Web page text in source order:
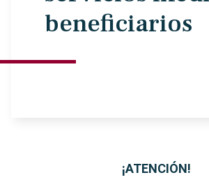
beneficiarios
¡ATENCIÓN!